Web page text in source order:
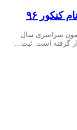
کنکور ۹۶
سراسری سال